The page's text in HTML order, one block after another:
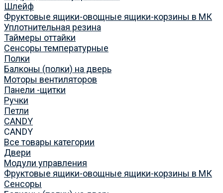
Шлейф
Фруктовые ящики-овощные ящики-корзины в МК
Уплотнительная резина
Таймеры оттайки
Сенсоры температурные
Полки
Балконы (полки) на дверь
Моторы вентиляторов
Панели -щитки
Ручки
Петли
CANDY
CANDY
Все товары категории
Двери
Модули управления
Фруктовые ящики-овощные ящики-корзины в МК
Сенсоры